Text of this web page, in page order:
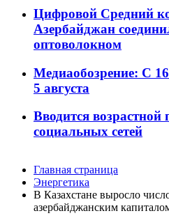
Цифровой Средний
Азербайджан
оптоволокном
Медиаобозрение: С
5 августа
Вводится возрастной
социальных сетей
Главная страница
Энергетика
В Казахстане выросло
азербайджанским